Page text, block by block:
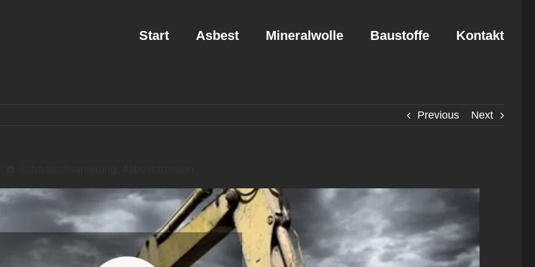
Start Asbest Mineralwolle Baustoffe Kontakt
Previous Next